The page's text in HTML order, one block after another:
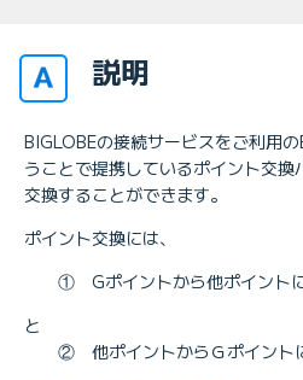
説明
BIGLOBEの接続サービスをご利用
うことで提携しているポイント交
交換することができます。
ポイント交換には、
① Gポイントから他ポイントに
と
② 他ポイントからＧポイント